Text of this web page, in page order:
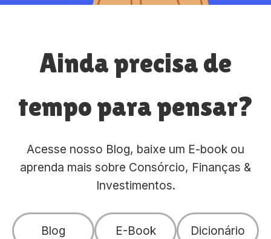
Ainda precisa de
tempo para pensar?
Acesse nosso Blog, baixe um E-book ou
aprenda mais sobre Consórcio, Finanças &
Investimentos.
Blog E-Book Dicionário